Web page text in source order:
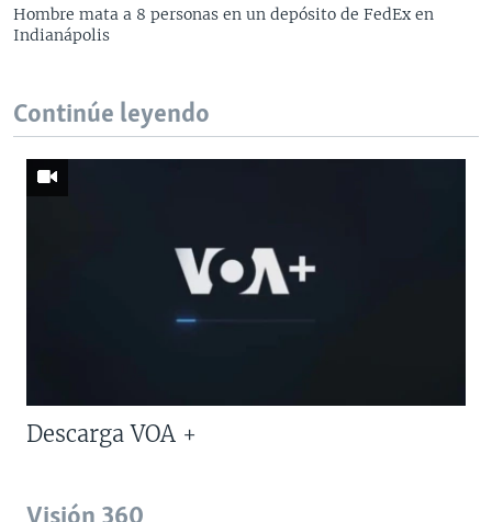
Hombre mata a 8 personas en un depósito de FedEx en
Indianápolis
Continúe leyendo
Descarga VOA +
Visión 360